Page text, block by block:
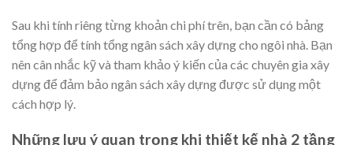
Nhà 2 tầng mái nhật 80m2 3 phòng ngủ kiểu Pháp
Chi phí hoàn thiện nhà 2 tầng đẹp 80m2
Bao gồm ngân sách cho để thi công hoàn thiện căn nhà